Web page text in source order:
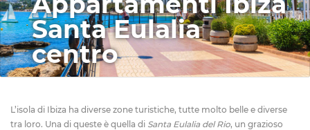
Santa Eulalia
centro
L’isola di Ibiza ha diverse zone turistiche, tutte molto belle e diverse
tra loro. Una di queste è quella di Santa Eulalia del Rio, un grazioso